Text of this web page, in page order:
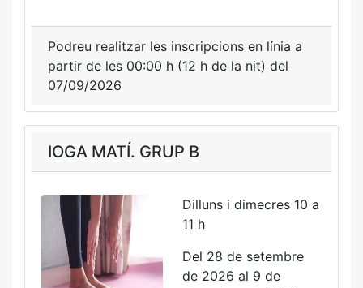
Podreu realitzar les inscripcions en línia a
partir de les 00:00 h (12 h de la nit) del
07/09/2026
IOGA MATÍ. GRUP B
Dilluns i dimecres 10 a
11 h
Del 28 de setembre
de 2026 al 9 de